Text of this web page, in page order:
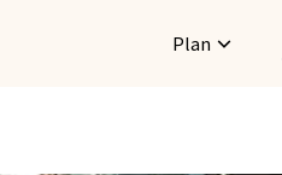
Plan